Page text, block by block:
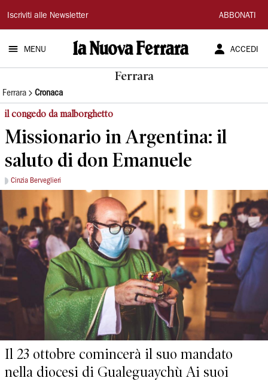
La
Nuova
Ferrara
Iscriviti alle Newsletter ABBONATI
MENU ACCEDI
Ferrara
Ferrara Cronaca
il congedo da malborghetto
Missionario in Argentina: il
saluto di don Emanuele
Cinzia Berveglieri
Il 23 ottobre comincerà il suo mandato
nella diocesi di Gualeguaychù Ai suoi